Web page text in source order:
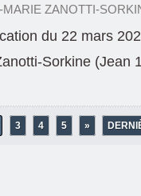
MARIE ZANOTTI-
du 22 mars
Sorkine (Jean
3 4 5 »